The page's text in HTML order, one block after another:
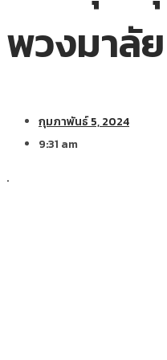
พวงมาลั
กุมภาพันธ์ 5, 2024
9:31 am
.